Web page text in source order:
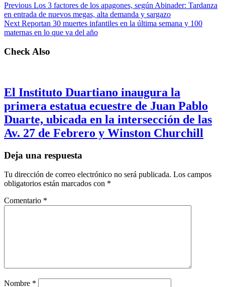
Previous Los 3 factores de los apagones, según Abinader: Tardanza
en entrada de nuevos megas, alta demanda y sargazo
Next Reportan 30 muertes infantiles en la última semana y 100
maternas en lo que va del año
Check Also
El Instituto Duartiano inaugura la
primera estatua ecuestre de Juan Pablo
Duarte, ubicada en la intersección de las
Av. 27 de Febrero y Winston Churchill
Deja una respuesta
Tu dirección de correo electrónico no será publicada. Los campos
obligatorios están marcados con *
Comentario *
Nombre *